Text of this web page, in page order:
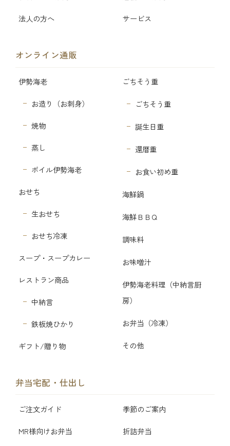
法人の方へ サービス
オンライン通販
伊勢海老
お造り（お刺身）
焼物
蒸し
ボイル伊勢海老
おせち
生おせち
おせち冷凍
スープ・スープカレー
レストラン商品
中納言
鉄板焼ひかり
ギフト/贈り物
ごちそう重
ごちそう重
誕生日重
還暦重
お食い初め重
海鮮鍋
海鮮ＢＢＱ
調味料
お味噌汁
伊勢海老料理（中納言厨
房）
お弁当（冷凍）
その他
弁当宅配・仕出し
ご注文ガイド 季節のご案内
MR様向けお弁当 折詰弁当